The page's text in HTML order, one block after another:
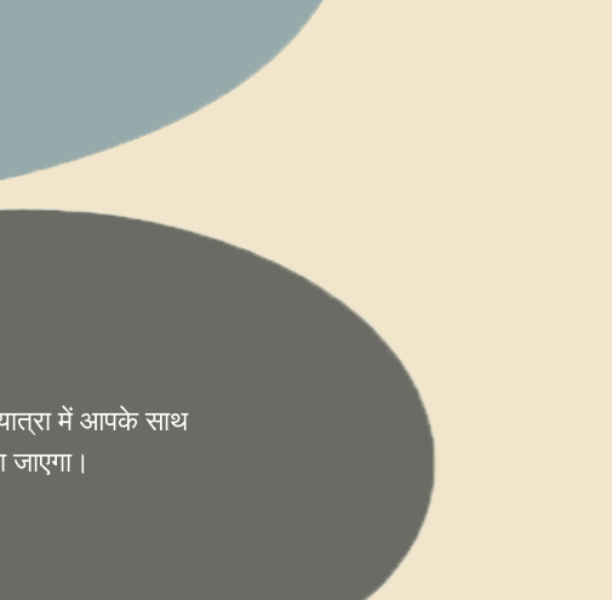
में आपके साथ